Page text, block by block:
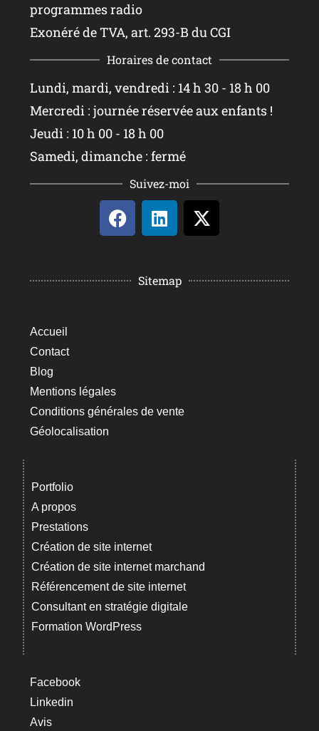
programmes radio
Exonéré de TVA, art. 293-B du CGI
Horaires de contact
Lundi, mardi, vendredi : 14 h 30 - 18 h 00
Mercredi : journée réservée aux enfants !
Jeudi : 10 h 00 - 18 h 00
Samedi, dimanche : fermé
Suivez-moi
Sitemap
Accueil
Contact
Blog
Mentions légales
Conditions générales de vente
Géolocalisation
Portfolio
A propos
Prestations
Création de site internet
Création de site internet marchand
Référencement de site internet
Consultant en stratégie digitale
Formation WordPress
Facebook
Linkedin
Avis